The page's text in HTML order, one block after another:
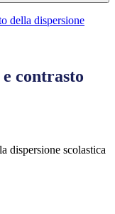
della dispersione
contrasto
dispersione scolastica